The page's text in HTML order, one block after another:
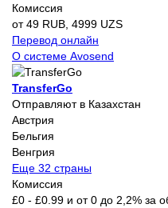
Комиссия
от 49 RUB, 4999 UZS
Перевод онлайн
О системе Avosend
TransferGo
Отправляют в Казахстан
Австрия
Бельгия
Венгрия
Еще 32 страны
Комиссия
£0 - £0.99 и от 0 до 2,2% за